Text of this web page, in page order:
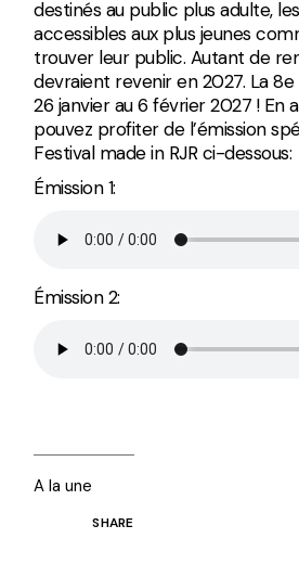
destinés au public plus adulte,
accessibles aux plus jeunes
trouver leur public. Autant de
devraient revenir en 2027. La 8e
26 janvier au 6 février 2027 ! En
pouvez profiter de l’émission
Festival made in RJR ci-dessous:
Émission 1:
Émission 2:
A la une
SHARE